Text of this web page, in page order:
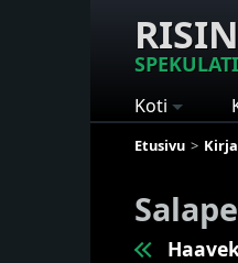
Koti
Etusivu